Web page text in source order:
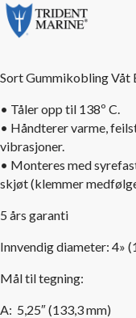
Sort Gummikobling Våt
• Tåler opp til 138º C.
• Håndterer varme,
vibrasjoner.
• Monteres med
skjøt (klemmer
5 års garanti
Innvendig diameter: 4»
Mål til tegning:
A: 5,25″ (133,3 mm)